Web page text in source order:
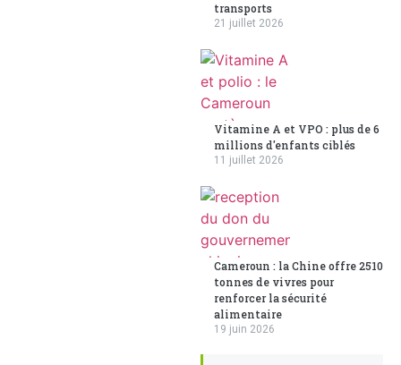
transports
21 juillet 2026
Vitamine A et VPO : plus de 6
millions d'enfants ciblés
11 juillet 2026
Cameroun : la Chine offre 2510
tonnes de vivres pour
renforcer la sécurité
alimentaire
19 juin 2026